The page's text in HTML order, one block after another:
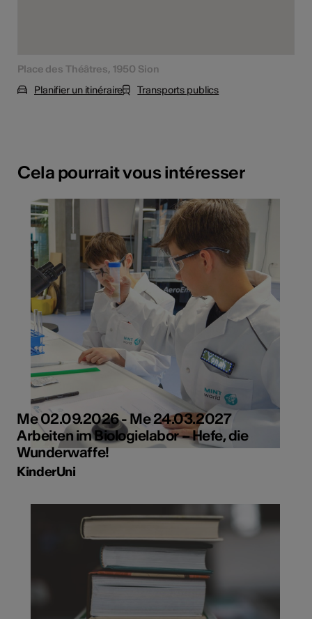
Place des Théâtres, 1950 Sion
Planifier un itinéraire
Transports publics
Cela pourrait vous intéresser
Me 02.09.2026 - Me 24.03.2027
Arbeiten im Biologielabor – Hefe, die
Wunderwaffe!
KinderUni